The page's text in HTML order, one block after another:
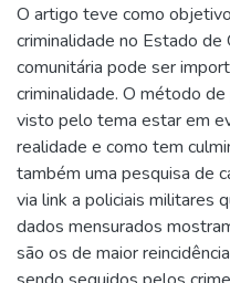
O artigo teve como
criminalidade no Estado de
comunitária pode ser
criminalidade. O método
visto pelo tema estar em
realidade e como tem
também uma pesquisa de
via link a policiais militares
dados mensurados
são os de maior